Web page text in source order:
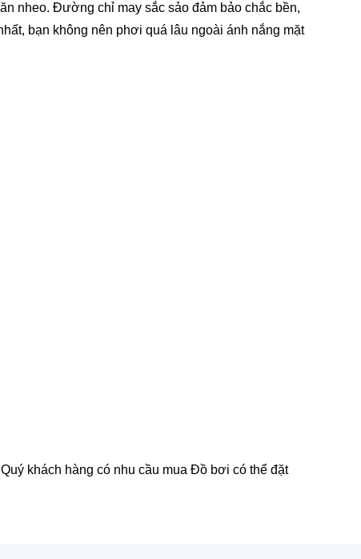
nheo. Đường chỉ may sắc sảo đảm bảo chắc bền,
bạn không nên phơi quá lâu ngoài ánh nắng mặt
khách hàng có nhu cầu mua Đồ bơi có thể đặt